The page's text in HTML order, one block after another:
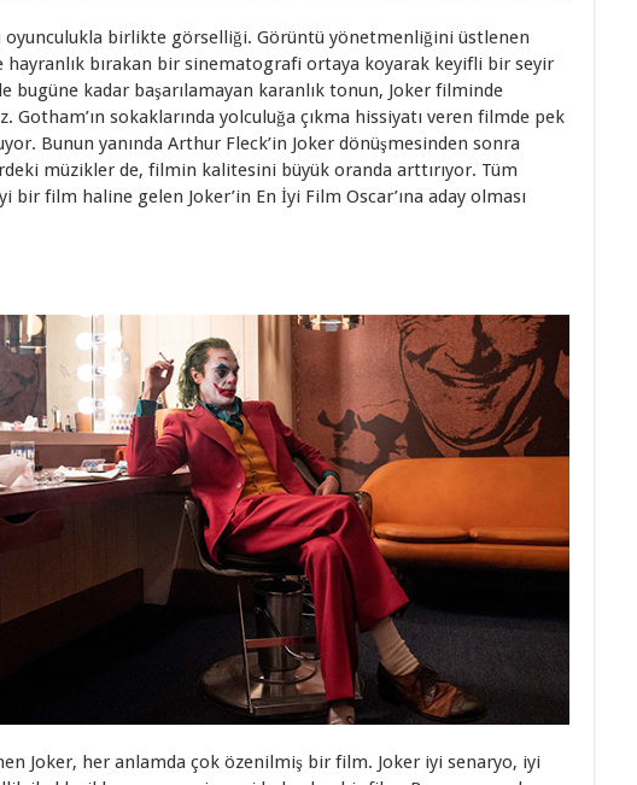
oyunculukla birlikte görselliği. Görüntü yönetmenliğini üstlenen
hayranlık bırakan bir sinematografi ortaya koyarak keyifli bir seyir
bugüne kadar başarılamayan karanlık tonun, Joker filminde
Gotham’ın sokaklarında yolculuğa çıkma hissiyatı veren filmde pek
Bunun yanında Arthur Fleck’in Joker dönüşmesinden sonra
müzikler de, filmin kalitesini büyük oranda arttırıyor. Tüm
bir film haline gelen Joker’in En İyi Film Oscar’ına aday olması
Joker, her anlamda çok özenilmiş bir film. Joker iyi senaryo, iyi